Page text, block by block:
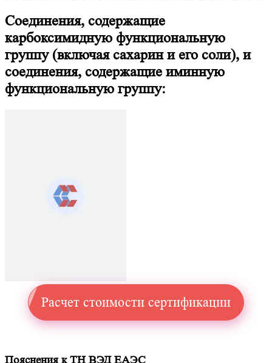
Соединения, содержащие
карбоксимидную функциональную
группу (включая сахарин и его соли), и
соединения, содержащие иминную
функциональную группу:
Расчет стоимости сертификации
Пояснения к ТН ВЭД ЕАЭС